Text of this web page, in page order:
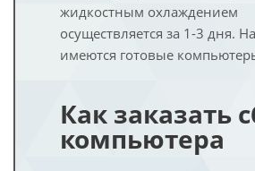
жидкостным охлаждением
осуществляется за 1-3 дня.
имеются готовые
Как заказать
компьютера